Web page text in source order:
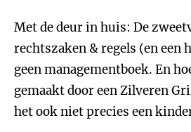
Met de deur in huis: De
rechtszaken & regels (en een
geen managementboek. En
gemaakt door een Zilveren
het ook niet precies een